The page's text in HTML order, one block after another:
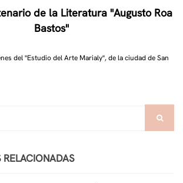
de la Literatura "Augusto Roa
Bastos"
del "Estudio del Arte Marialy", de la ciudad de San
RELACIONADAS